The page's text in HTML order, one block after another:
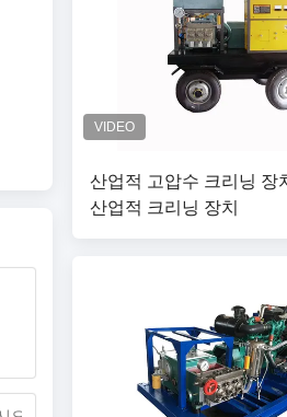
산업적 고압수 크리닝
산업적 크리닝 장치